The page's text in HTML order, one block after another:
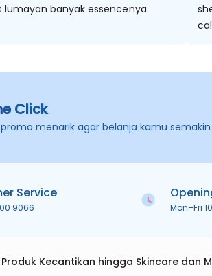
banyak essencenya
Click
menarik agar belanja kamu
Service
9066 Mon–Fri
Kecantikan hingga Skincare dan